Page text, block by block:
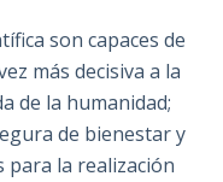
son capaces de
más decisiva a la
de la humanidad;
de bienestar y
para la realización